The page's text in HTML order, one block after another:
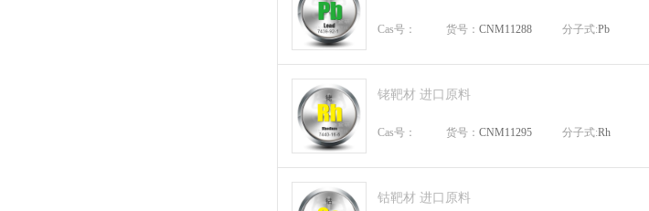
Cas号： 货号： CNM11288 分子式:Pb
铑靶材 进口原料
Cas号： 货号： CNM11295 分子式:Rh
钴靶材 进口原料